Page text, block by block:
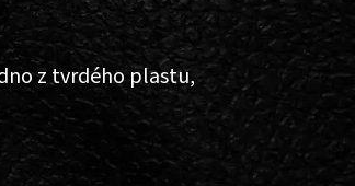
z tvrdého plastu,